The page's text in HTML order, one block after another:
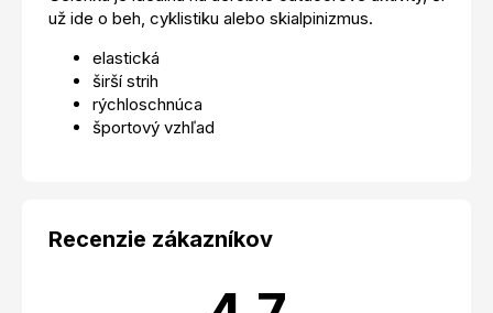
už ide o beh, cyklistiku alebo skialpinizmus.
elastická
širší strih
rýchloschnúca
športový vzhľad
Recenzie zákazníkov